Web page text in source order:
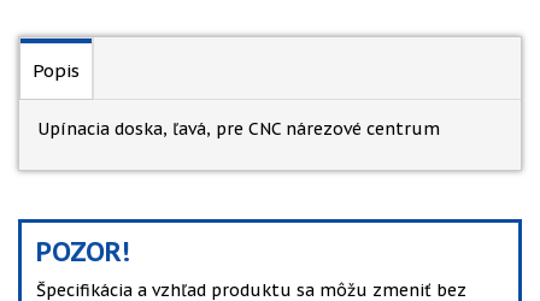
Popis
Upínacia doska, ľavá, pre CNC nárezové centrum
POZOR!
Špecifikácia a vzhľad produktu sa môžu zmeniť bez